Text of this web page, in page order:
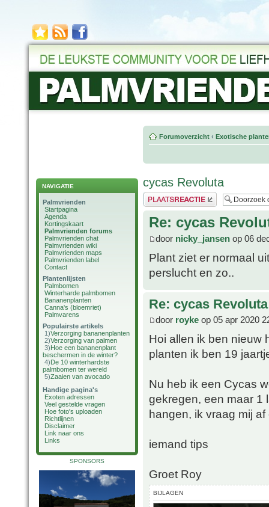
NAVIGATIE
Palmvrienden
Startpagina
Agenda
Kortingskaart
Palmvrienden forums
Palmvrienden chat
Palmvrienden wiki
Palmvrienden maps
Palmvrienden label
Contact
Plantenlijsten
Palmbomen
Winterharde palmbomen
Bananenplanten
Canna's (bloemriet)
Palmvarens
Populairste artikels
1)Verzorging bananenplanten
2)Verzorging van palmen
3)Hoe een bananenplant
beschermen in de winter?
4)De 10 winterhardste
palmbomen ter wereld
5)Zaaien van avocado
Handige pagina's
Exoten adressen
Veel gestelde vragen
Hoe foto's uploaden
Richtlijnen
Disclaimer
Link naar ons
Links
SPONSORS
Forumoverzicht ‹ Exotische
cycas Revoluta
Plaats een reactie
Re: cycas
door nicky_jansen op 06
Plant ziet er normaal
perslucht en zo..
Re: cycas Revoluta
door royke op 05 apr 2020
Hoi allen ik ben nieuw
planten ik ben 19
Nu heb ik een Cycas
gekregen, een maar 1
hangen, ik vraag mij
iemand tips
Groet Roy
BIJLAGEN